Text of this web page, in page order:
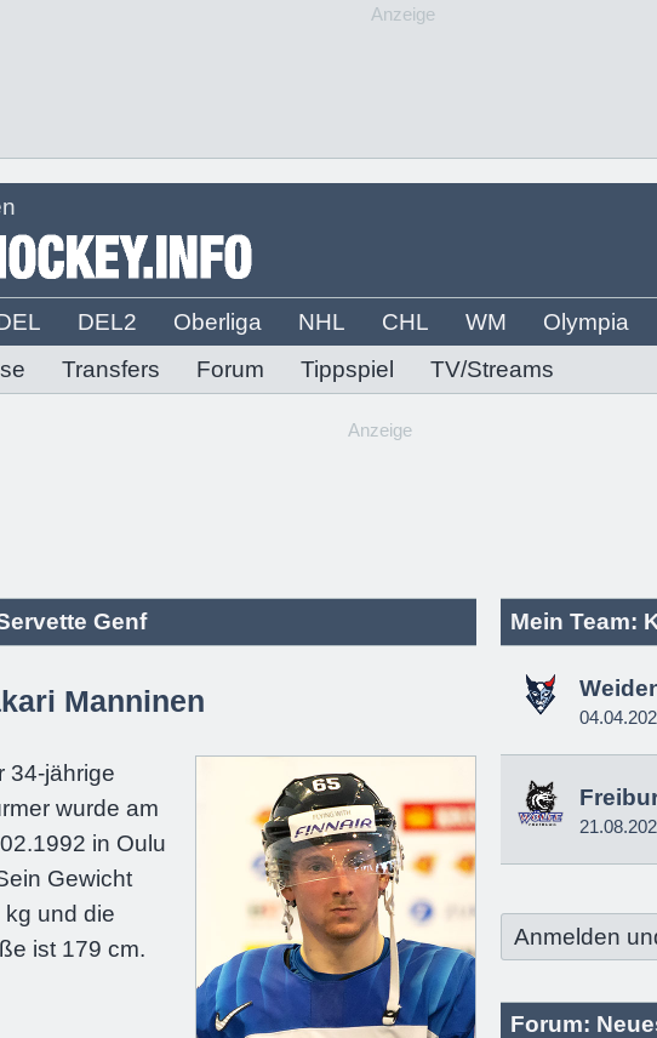
Anzeige
DEL2 Oberliga NHL CHL WM
Olympia
Transfers Forum Tippspiel TV/Streams
Anzeige
Genf
Manninen
34-jährige
wurde am
in Oulu
Gewicht
kg und die
ist 179 cm.
Mein Team:
Anmelden
Forum: